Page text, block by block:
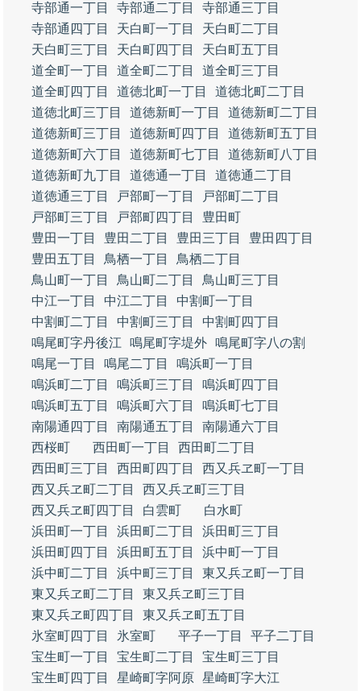
寺部通一丁目
寺部通二丁目
寺部通三丁目
寺部通四丁目
天白町一丁目
天白町二丁目
天白町三丁目
天白町四丁目
天白町五丁目
道全町一丁目
道全町二丁目
道全町三丁目
道全町四丁目
道徳北町一丁目
道徳北町二丁目
道徳北町三丁目
道徳新町一丁目
道徳新町二丁目
道徳新町三丁目
道徳新町四丁目
道徳新町五丁目
道徳新町六丁目
道徳新町七丁目
道徳新町八丁目
道徳新町九丁目
道徳通一丁目
道徳通二丁目
道徳通三丁目
戸部町一丁目
戸部町二丁目
戸部町三丁目
戸部町四丁目
豊田町
豊田一丁目
豊田二丁目 豊田三丁目
豊田四丁目
豊田五丁目
鳥栖一丁目
鳥栖二丁目
鳥山町一丁目
鳥山町二丁目
鳥山町三丁目
中江一丁目
中江二丁目
中割町一丁目
中割町二丁目
中割町三丁目
中割町四丁目
鳴尾町字丹後江
鳴尾町字堤外 鳴尾町字八の割
鳴尾一丁目
鳴尾二丁目
鳴浜町一丁目
鳴浜町二丁目
鳴浜町三丁目
鳴浜町四丁目
鳴浜町五丁目
鳴浜町六丁目
鳴浜町七丁目
南陽通四丁目
南陽通五丁目
南陽通六丁目
西桜町
西田町一丁目
西田町二丁目
西田町三丁目
西田町四丁目
西又兵ヱ町一丁目
西又兵ヱ町二丁目
西又兵ヱ町三丁目
西又兵ヱ町四丁目
白雲町
白水町
浜田町一丁目
浜田町二丁目
浜田町三丁目
浜田町四丁目
浜田町五丁目
浜中町一丁目
浜中町二丁目
浜中町三丁目
東又兵ヱ町一丁目
東又兵ヱ町二丁目
東又兵ヱ町三丁目
東又兵ヱ町四丁目
東又兵ヱ町五丁目
氷室町四丁目
氷室町 平子一丁目
平子二丁目
宝生町一丁目
宝生町二丁目
宝生町三丁目
宝生町四丁目
星崎町字阿原 星崎町字大江